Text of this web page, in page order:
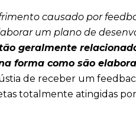
causado por
um plano de
geralmente
forma como são
de receber um
totalmente atingidas